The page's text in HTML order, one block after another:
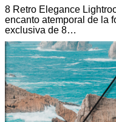
8 Retro Elegance
encanto atemporal de la
exclusiva de 8…